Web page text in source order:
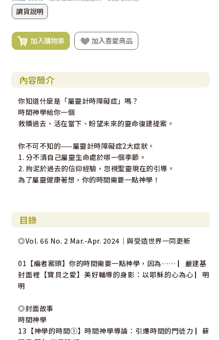
調貨說明
加入購物車 加入喜愛商品
內容簡介
你知道什麼是「屬靈計時障礙症」嗎？
時間神學給你一個
救贖過去、活在當下、盼望未來的靈命復建提案。
你不可不知的——屬靈計時障礙症2大症狀。
1. 分不清自己屬靈生命處於哪一個季節。
2. 拘泥於過去的信仰經驗，忽視聖靈現在的引導。
為了屬靈健康著想，你的時間需要一點神學！
目錄
◎Vol. 66 No. 2 Mar.-Apr. 2024｜與受造世界一同更新
01【編者案頭】你的時間需要一點神學，因為…… ▏嚴建基
封面裡【寶貝之愛】美好輔導的身影：以耶穌的心為心 ▏明
明
◎封面故事
時間神學
13【神學的時間①】時間神學導論：引爆時間的門徒力 ▏蘇